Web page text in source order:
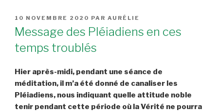
PUBLIÉ
LE
10 NOVEMBRE 2020 PAR AURÉLIE
Message des Pléiadiens en ces
temps troublés
Hier après-midi, pendant une séance de
méditation, il m’a été donné de canaliser les
Pléiadiens, nous indiquant quelle attitude noble
tenir pendant cette période où la Vérité ne pourra